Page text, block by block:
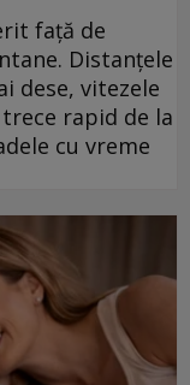
față de
Distanțele
dese, vitezele
rapid de la
cu vreme